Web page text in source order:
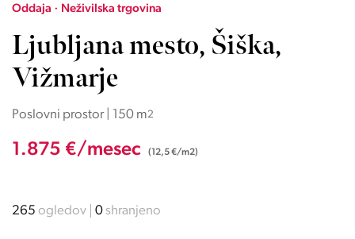
Oddaja · Neživilska trgovina
Ljubljana mesto, Šiška,
Vižmarje
Poslovni prostor | 150 m2
1.875 €/mesec (12,5 €/m2)
265 ogledov 0shranjeno